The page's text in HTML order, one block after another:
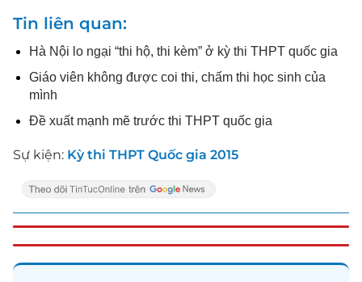
Tin liên quan
Hà Nội lo ngại “thi hộ, thi kèm” ở kỳ thi THPT quốc gia
Giáo viên không được coi thi, chấm thi học sinh của
mình
Đề xuất mạnh mẽ trước thi THPT quốc gia
Sự kiện: Kỳ thi THPT Quốc gia 2015